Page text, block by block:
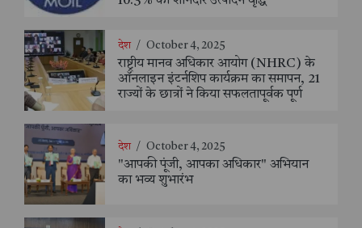
देश / October 4, 2025
राष्ट्रीय मानव अधिकार आयोग (NHRC) के
ऑनलाइन इंटर्नशिप कार्यक्रम का समापन, 21
राज्यों के छात्रों ने किया सफलतापूर्वक पूर्ण
देश / October 4, 2025
"आपकी पूंजी, आपका अधिकार" अभियान
का भव्य शुभारंभ